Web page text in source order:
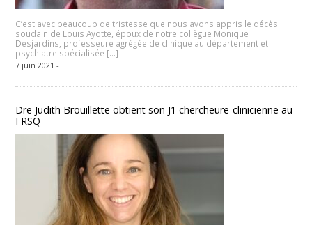
C’est avec beaucoup de tristesse que nous avons appris le décès
soudain de Louis Ayotte, époux de notre collègue Monique
Desjardins, professeure agrégée de clinique au département et
psychiatre spécialisée […]
7 juin 2021 -
Dre Judith Brouillette obtient son J1 chercheure-clinicienne au
FRSQ